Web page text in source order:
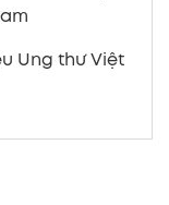
Ung thư Việt